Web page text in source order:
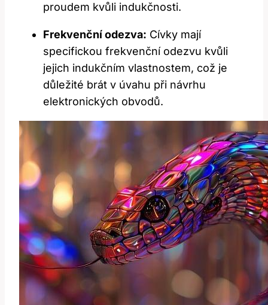
proudem kvůli indukčnosti.
Frekvenční odezva: Cívky mají
specifickou frekvenční odezvu kvůli
jejich indukčním vlastnostem, což je
důležité brát v úvahu při návrhu
elektronických obvodů.